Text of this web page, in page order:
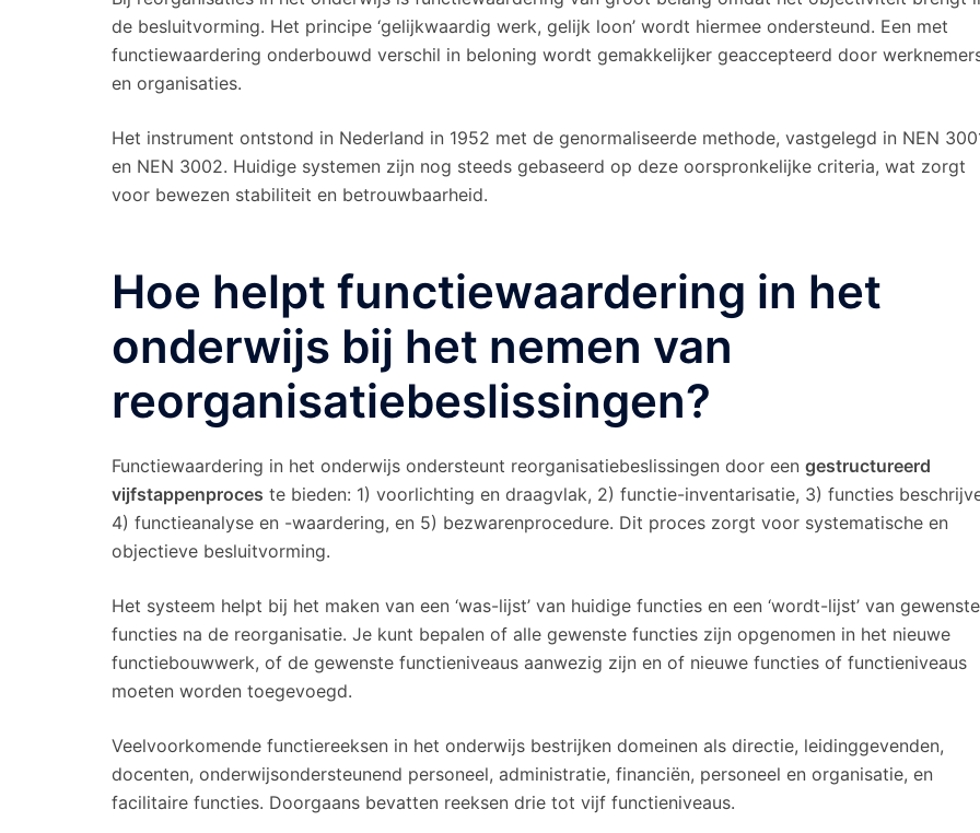
de besluitvorming. Het principe ‘gelijkwaardig werk, gelijk loon’ wordt hiermee ondersteund. Een met
functiewaardering onderbouwd verschil in beloning wordt gemakkelijker geaccepteerd door
en organisaties.
Het instrument ontstond in Nederland in 1952 met de genormaliseerde methode, vastgelegd in NEN
en NEN 3002. Huidige systemen zijn nog steeds gebaseerd op deze oorspronkelijke criteria, wat zorgt
voor bewezen stabiliteit en betrouwbaarheid.
Hoe helpt functiewaardering in het
onderwijs bij het nemen van
reorganisatiebeslissingen?
Functiewaardering in het onderwijs ondersteunt reorganisatiebeslissingen door een gestructureerd
vijfstappenproces te bieden: 1) voorlichting en draagvlak, 2) functie-inventarisatie, 3) functies
4) functieanalyse en -waardering, en 5) bezwarenprocedure. Dit proces zorgt voor systematische en
objectieve besluitvorming.
Het systeem helpt bij het maken van een ‘was-lijst’ van huidige functies en een ‘wordt-lijst’ van gewenste
functies na de reorganisatie. Je kunt bepalen of alle gewenste functies zijn opgenomen in het nieuwe
functiebouwwerk, of de gewenste functieniveaus aanwezig zijn en of nieuwe functies of functieniveaus
moeten worden toegevoegd.
Veelvoorkomende functiereeksen in het onderwijs bestrijken domeinen als directie, leidinggevenden,
docenten, onderwijsondersteunend personeel, administratie, financiën, personeel en organisatie, en
facilitaire functies. Doorgaans bevatten reeksen drie tot vijf functieniveaus.